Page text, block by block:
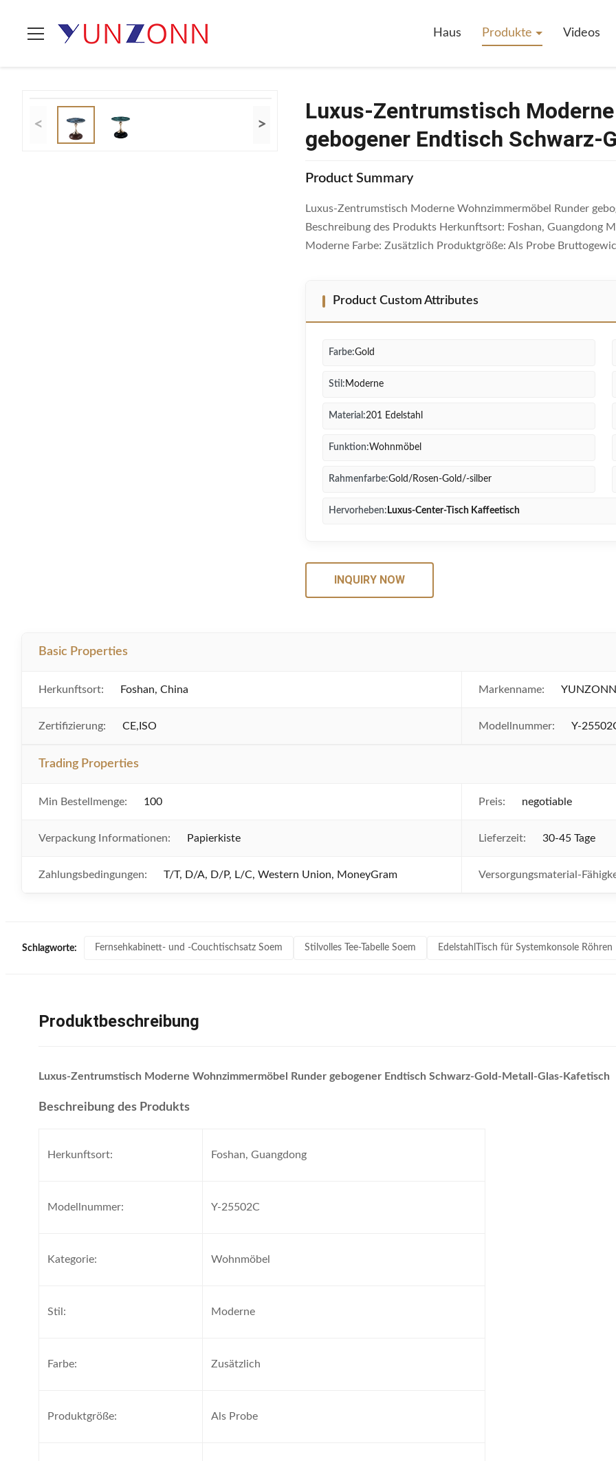
Haus Produkte Videos
< >
Luxus-Zentrumstisch
gebogener Endtisch
Product Summary
Luxus-Zentrumstisch Moderne Wohnzimmermöbel Runder
Beschreibung des Produkts Herkunftsort: Foshan, Guangdong
Moderne Farbe: Zusätzlich Produktgröße: Als Probe
Product Custom Attributes
Farbe:Gold
Stil: Moderne
Material:201 Edelstahl
Funktion:Wohnmöbel
Rahmenfarbe:Gold/Rosen-Gold/-silber
Hervorheben: Luxus-Center-Tisch Kaffeetisch
INQUIRY NOW
Basic Properties
Herkunftsort: Foshan, China Markenname: YUNZONN
Zertifizierung: CE,ISO Modellnummer: Y-
Trading Properties
Min Bestellmenge: 100 Preis: negotiable
Verpackung Informationen: Papierkiste Lieferzeit: 30-45 Tage
Zahlungsbedingungen: T/T, D/A, D/P, L/C, Western Union, MoneyGram Versorgungsmaterial-
Schlagworte: Fernsehkabinett- und -Couchtischsatz Soem Stilvolles Tee-Tabelle Soem EdelstahlTisch für Systemkonsole Röhren
Produktbeschreibung
Luxus-Zentrumstisch Moderne Wohnzimmermöbel Runder gebogener Endtisch Schwarz-Gold-Metall-Glas-Kafetisch
Beschreibung des Produkts
Herkunftsort: Foshan, Guangdong
Modellnummer: Y-25502C
Kategorie: Wohnmöbel
Stil: Moderne
Farbe: Zusätzlich
Produktgröße: Als Probe